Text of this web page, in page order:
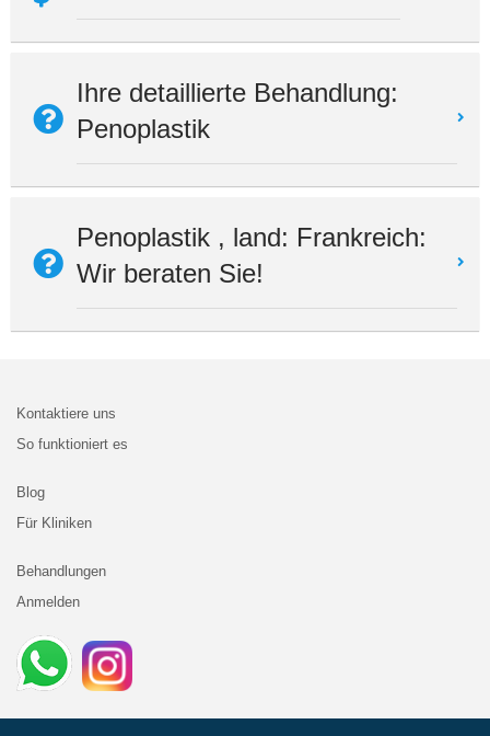
Ihre detaillierte Behandlung:
Penoplastik
Penoplastik , land: Frankreich:
Wir beraten Sie!
Kontaktiere uns
So funktioniert es
Blog
Für Kliniken
Behandlungen
Anmelden